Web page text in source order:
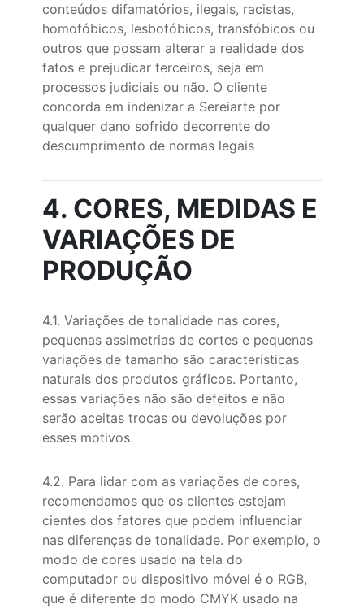
conteúdos difamatórios, ilegais, racistas,
homofóbicos, lesbofóbicos, transfóbicos ou
outros que possam alterar a realidade dos
fatos e prejudicar terceiros, seja em
processos judiciais ou não. O cliente
concorda em indenizar a Sereiarte por
qualquer dano sofrido decorrente do
descumprimento de normas legais
4. CORES, MEDIDAS E
VARIAÇÕES DE
PRODUÇÃO
4.1. Variações de tonalidade nas cores,
pequenas assimetrias de cortes e pequenas
variações de tamanho são características
naturais dos produtos gráficos. Portanto,
essas variações não são defeitos e não
serão aceitas trocas ou devoluções por
esses motivos.
4.2. Para lidar com as variações de cores,
recomendamos que os clientes estejam
cientes dos fatores que podem influenciar
nas diferenças de tonalidade. Por exemplo, o
modo de cores usado na tela do
computador ou dispositivo móvel é o RGB,
que é diferente do modo CMYK usado na